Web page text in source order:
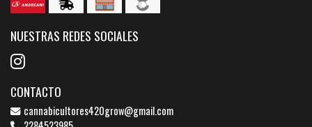
NUESTRAS REDES SOCIALES
CONTACTO
cannabicultores420grow@gmail.com